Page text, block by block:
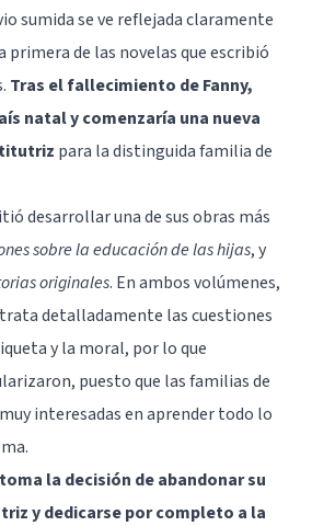
sumida se ve reflejada claramente
primera de las novelas que escribió
Tras el fallecimiento de Fanny,
natal y comenzaría una nueva
para la distinguida familia de
desarrollar una de sus obras más
sobre la educación de las hijas, y
originales. En ambos volúmenes,
detalladamente las cuestiones
y la moral, por lo que
puesto que las familias de
interesadas en aprender todo lo
toma la decisión de abandonar su
y dedicarse por completo a la